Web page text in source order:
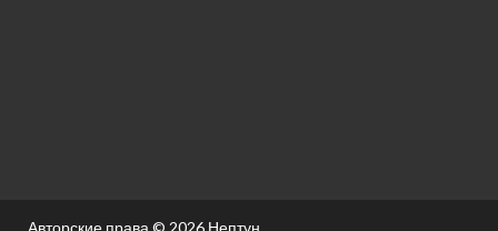
Авторские права © 2026 Нептун.